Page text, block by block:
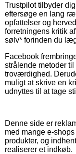
Trustpilot tilbyder
eftersøge en lang
opfattelser og
forretningens kritik
sølv* forinden du
Facebook
strålende metoder
troværdighed.
muligt at skrive en
udnyttes til at tage
Denne side er
med mange e-
produkter, og
realiserer et indkøb.